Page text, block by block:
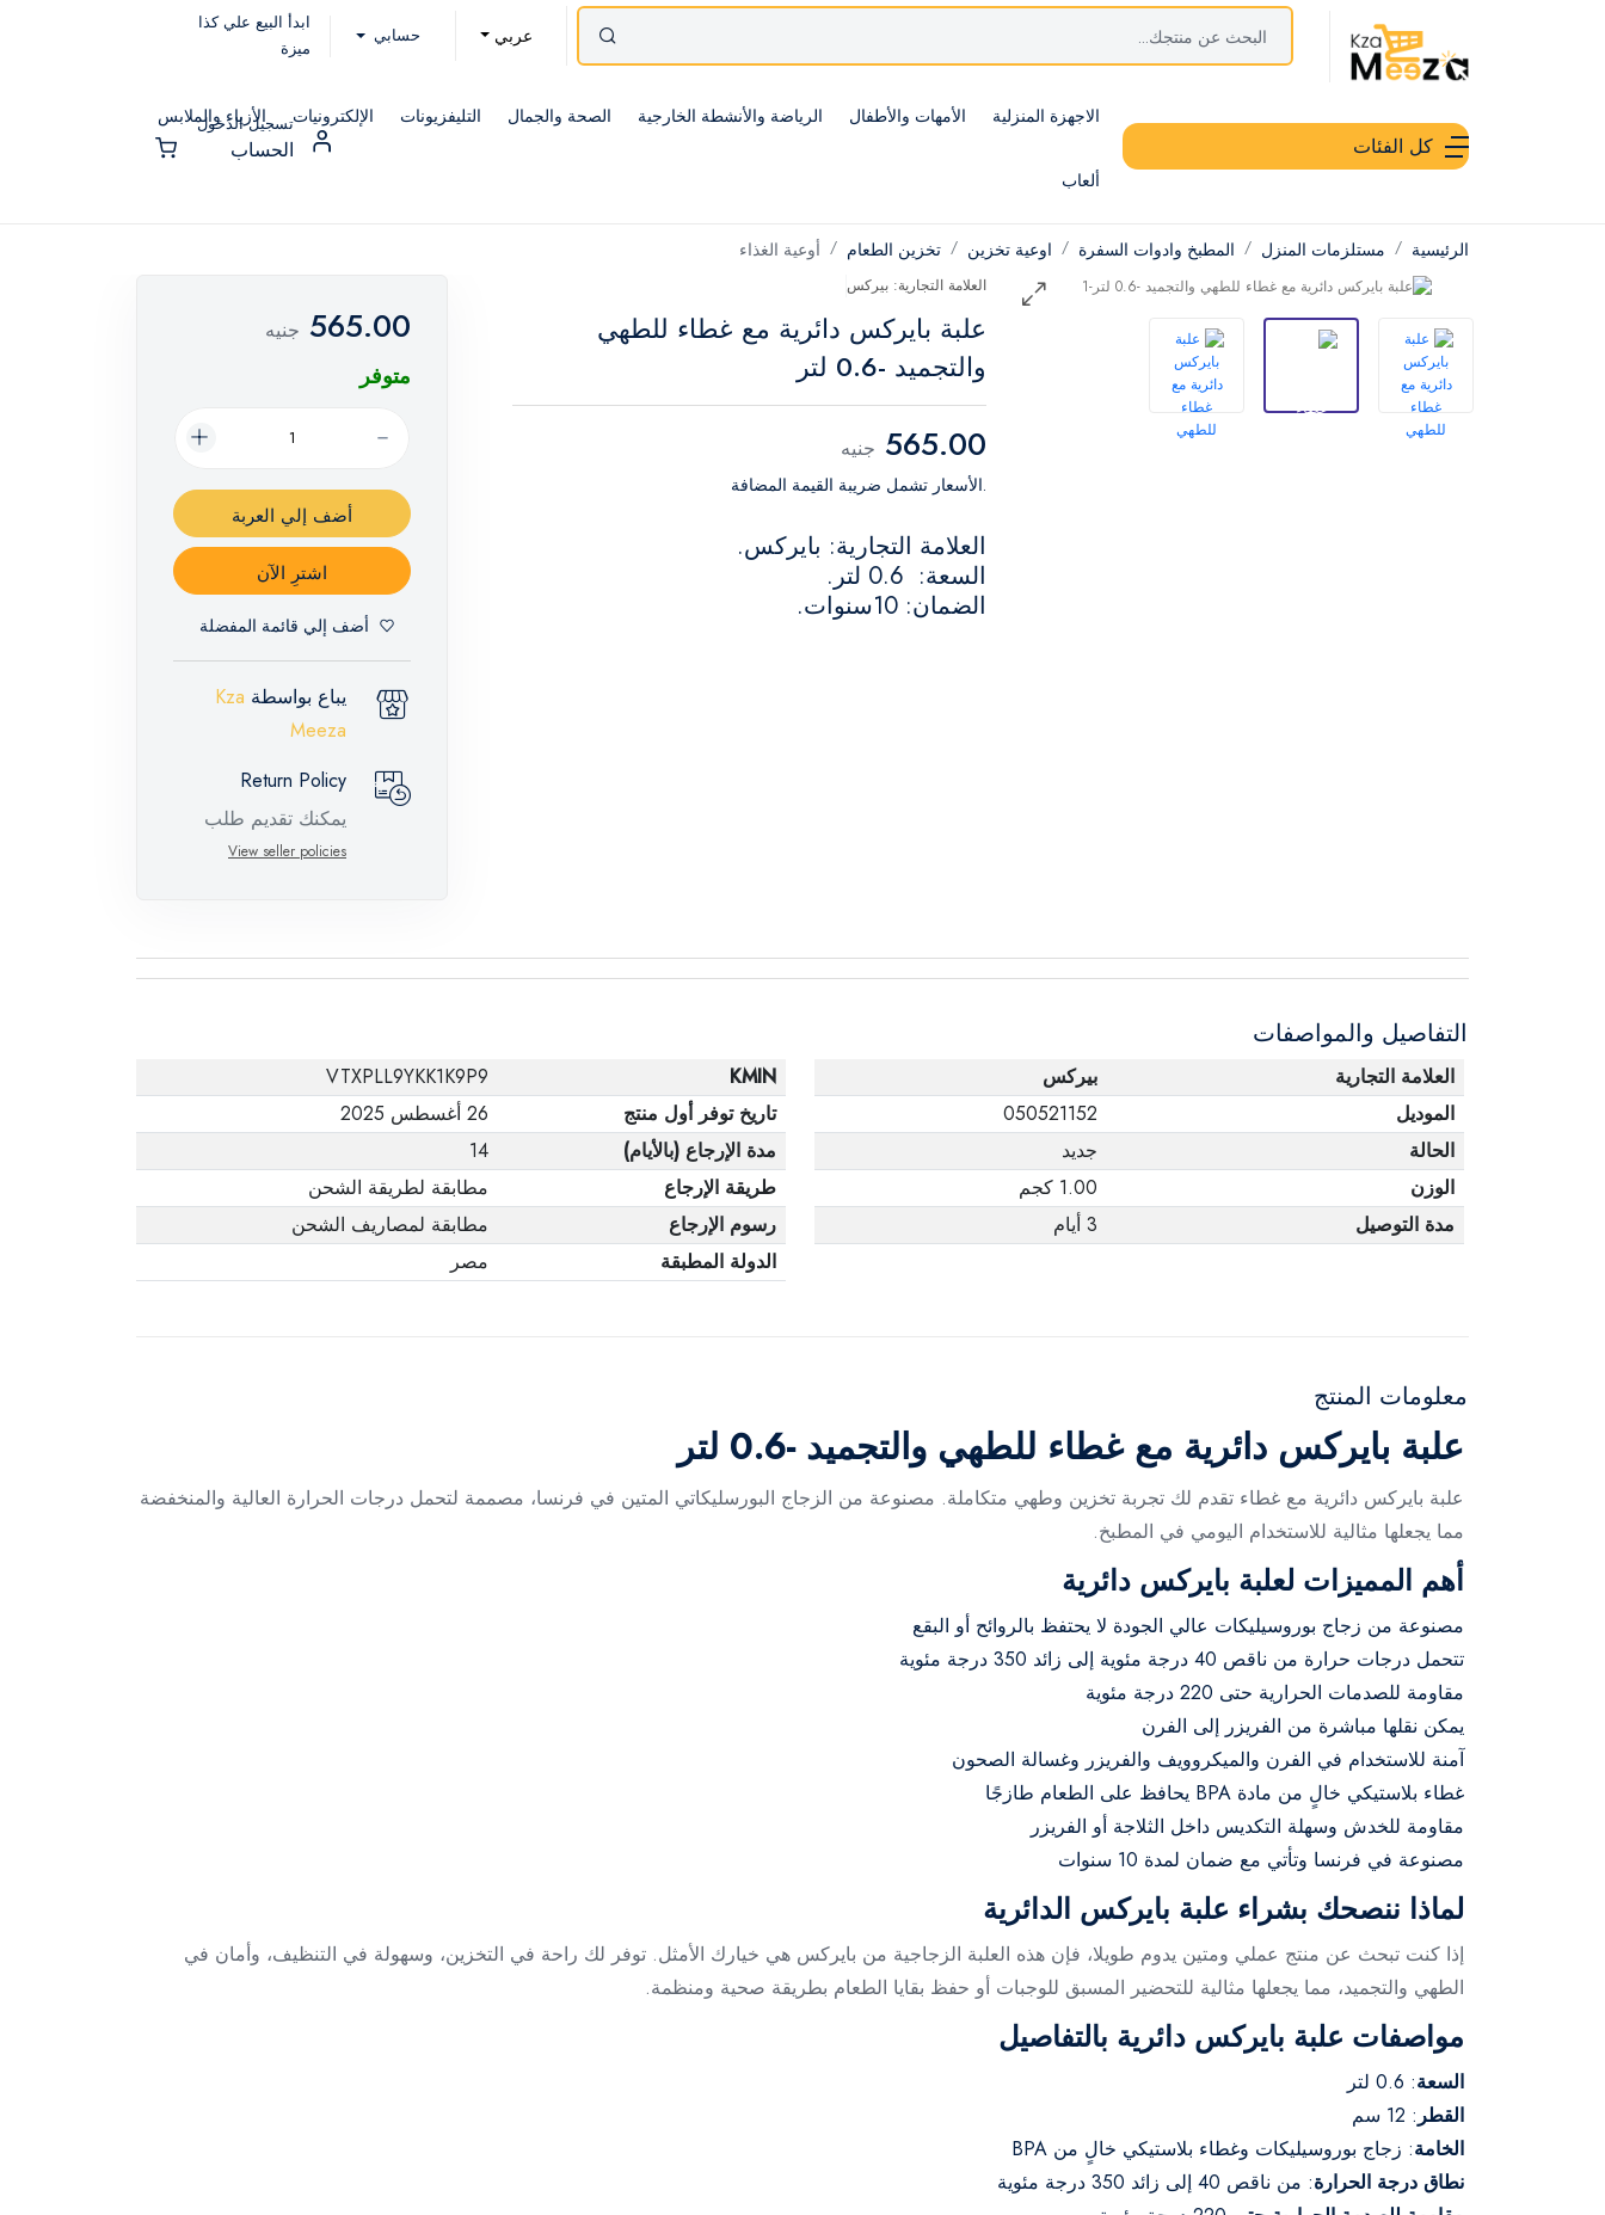
عربي حسابي
ابدأ البيع علي كذا
ميزة
كل الفئات
الاجهزة المنزلية الأمهات والأطفال الرياضة والأنشطة الخارجية الصحة والجمال التليفزيونات الإلكترونيات الأزياء والملابس
ألعاب
تسجيل الدخول
الحساب
الرئيسية مستلزمات المنزل المطبخ وادوات السفرة اوعية تخزين تخزين الطعام أوعية الغذاء
العلامة التجارية: بيركس
علبة بايركس دائرية مع غطاء للطهي
والتجميد -0.6 لتر
565.00 جنيه
.الأسعار تشمل ضريبة القيمة المضافة
العلامة التجارية: بايركس.
السعة: 0.6 لتر.
الضمان: 10سنوات.
565.00 جنيه
متوفر
أضف إلي العربة
اشترِ الآن
أضف إلي قائمة المفضلة
يباع بواسطة Kza
Meeza
Return Policy
يمكنك تقديم طلب
إرجاع لهذه المنتجات
حالة وجود عيوب من
وقت وصول الطلب،
المنتج، تأكد من أن
في حالتها الصحيحة
وأن المنتج في عبوته
الأصلية. لاحظ أنه لا
يمكن إرجاع المنتجات
View seller policies
التفاصيل والمواصفات
العلامة التجارية
بيركس
الموديل
050521152
الحالة
جديد
الوزن
1.00 كجم
مدة التوصيل
3 أيام
KMIN
VTXPLL9YKK1K9P9
تاريخ توفر أول منتج
26 أغسطس 2025
مدة الإرجاع (بالأيام)
14
طريقة الإرجاع
مطابقة لطريقة الشحن
رسوم الإرجاع
مطابقة لمصاريف الشحن
الدولة المطبقة
مصر
معلومات المنتج
علبة بايركس دائرية مع غطاء للطهي والتجميد -0.6 لتر
علبة بايركس دائرية مع غطاء تقدم لك تجربة تخزين وطهي متكاملة. مصنوعة من الزجاج البورسليكاتي المتين في فرنسا، مصممة لتحمل درجات الحرارة العالية والمنخفضة
مما يجعلها مثالية للاستخدام اليومي في المطبخ.
أهم المميزات لعلبة بايركس دائرية
مصنوعة من زجاج بوروسيليكات عالي الجودة لا يحتفظ بالروائح أو البقع
تتحمل درجات حرارة من ناقص 40 درجة مئوية إلى زائد 350 درجة مئوية
مقاومة للصدمات الحرارية حتى 220 درجة مئوية
يمكن نقلها مباشرة من الفريزر إلى الفرن
آمنة للاستخدام في الفرن والميكروويف والفريزر وغسالة الصحون
غطاء بلاستيكي خالٍ من مادة BPA يحافظ على الطعام طازجًا
مقاومة للخدش وسهلة التكديس داخل الثلاجة أو الفريزر
مصنوعة في فرنسا وتأتي مع ضمان لمدة 10 سنوات
لماذا ننصحك بشراء علبة بايركس الدائرية
إذا كنت تبحث عن منتج عملي ومتين يدوم طويلا، فإن هذه العلبة الزجاجية من بايركس هي خيارك الأمثل. توفر لك راحة في التخزين، وسهولة في التنظيف، وأمان في
الطهي والتجميد، مما يجعلها مثالية للتحضير المسبق للوجبات أو حفظ بقايا الطعام بطريقة صحية ومنظمة.
مواصفات علبة بايركس دائرية بالتفاصيل
السعة: 0.6 لتر
القطر : 12 سم
الخامة: زجاج بوروسيليكات وغطاء بلاستيكي خالٍ من BPA
نطاق درجة الحرارة: من ناقص 40 إلى زائد 350 درجة مئوية